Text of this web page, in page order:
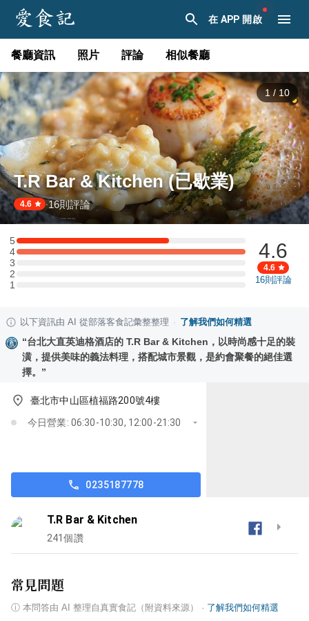
在 APP 開啟
餐廳資訊 照片 評論 相似餐廳
1 / 10
T.R Bar & Kitchen (已歇業)
4.6 ·16則評論
5
5 星：2 則評論
4
4 星：3 則評論
3
3 星：0 則評論
2
2 星：0 則評論
11 星：0 則評論
4.6
4.6
16則評論
以下資訊由 AI 從部落客食記彙整整理 · 了解我們如何精選
“台北大直英迪格酒店的 T.R Bar & Kitchen，以時尚感十足的裝
潢，提供美味的義法料理，搭配城市景觀，是約會聚餐的絕佳選
擇。 ”
臺北市中山區植福路200號4樓
今日營業: 06:30-10:30, 12:00-21:30
0235187778
T.R Bar & Kitchen
241個讚
常見問題
ⓘ 本問答由 AI 整理自真實食記（附資料來源） · 了解我們如何精選